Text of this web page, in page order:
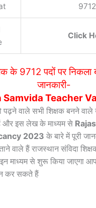
9712
Click
के 9712 पदों पर निकला
जानकारी-
Samvida Teacher
वाले सभी शिक्षक बनने वाले
और इस लेख के माध्यम से
2023 के बारे में पूरी
वाले हैं राजस्थान संविदा
माध्यम से शुरू किया जाएगा आप
कर सकते हैं